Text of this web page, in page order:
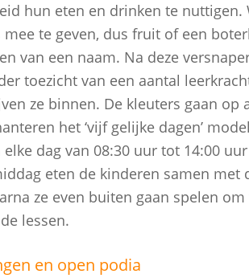
hun eten en drinken te nuttigen.
mee te geven, dus fruit of een
van een naam. Na deze
toezicht van een aantal
ze binnen. De kleuters gaan op
het ‘vijf gelijke dagen’
dag van 08:30 uur tot 14:00
eten de kinderen samen met
ze even buiten gaan spelen
lessen.
en open podia